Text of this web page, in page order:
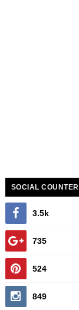
SOCIAL COUNTER
3.5k
735
524
849